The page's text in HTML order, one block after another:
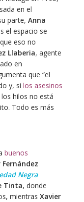
en el
parte, Anna
el espacio se
eso no
Llaberia, agente
en
que “el
y, si los asesinos
hilos no está
Todo es más
buenos
Fernández
Negra
Tinta, donde
mientras Xavier